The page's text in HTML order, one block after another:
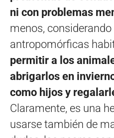
ni con problemas
menos,
antropomórficas
permitir a los
abrigarlos en
como hijos y
Claramente, es una
usarse también de